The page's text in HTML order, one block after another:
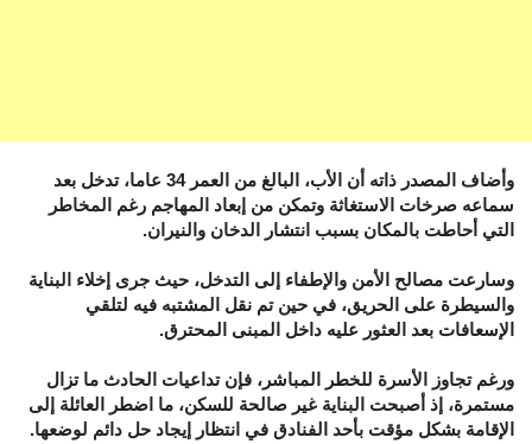
وأضاف المصدر ذاته أن الأب، البالغ من العمر 34 عاما، تدخل بعد
سماعه صرخات الاستغاثة وتمكن من إبعاد المهاجم رغم المخاطر
التي أحاطت بالمكان بسبب انتشار الدخان والنيران.
وسارعت مصالح الأمن والإطفاء إلى التدخل، حيث جرى إخلاء البناية
والسيطرة على الحريق، في حين تم نقل المشتبه فيه لتلقي
الإسعافات بعد العثور عليه داخل المبنى المحترق.
ورغم تجاوز الأسرة للخطر المباشر، فإن تداعيات الحادث ما تزال
مستمرة، إذ أصبحت البناية غير صالحة للسكن، ما اضطر العائلة إلى
الإقامة بشكل مؤقت بأحد الفنادق في انتظار إيجاد حل دائم لوضعها.